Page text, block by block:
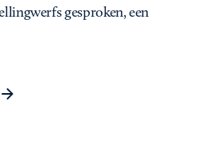
gesproken, een